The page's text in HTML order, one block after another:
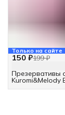
Только на сайте
150 ₽199 ₽
Презервативы
Kuromi&Melody